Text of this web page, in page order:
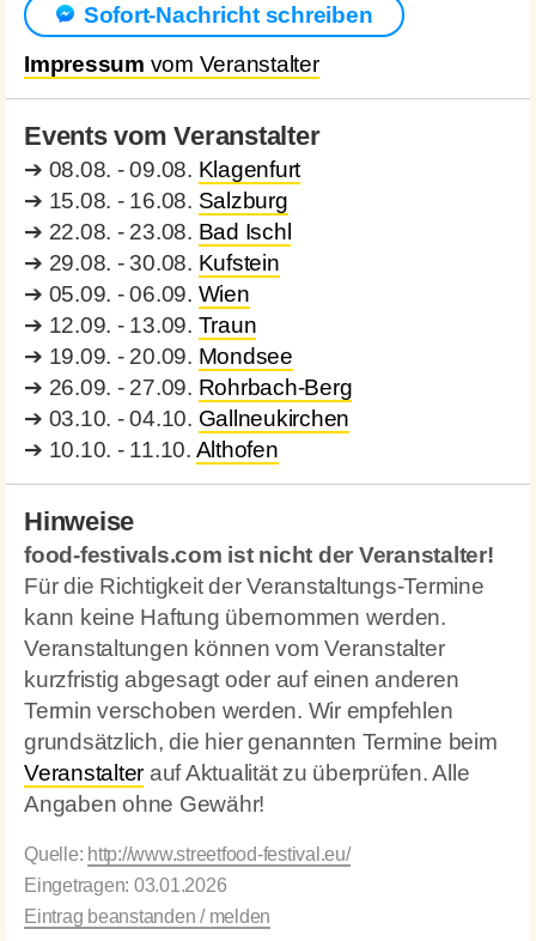
Sofort-Nachricht schreiben
Impressum vom Veranstalter
Events vom Veranstalter
➔ 08.08. - 09.08. Klagenfurt
➔ 15.08. - 16.08. Salzburg
➔ 22.08. - 23.08. Bad Ischl
➔ 29.08. - 30.08. Kufstein
➔ 05.09. - 06.09. Wien
➔ 12.09. - 13.09. Traun
➔ 19.09. - 20.09. Mondsee
➔ 26.09. - 27.09. Rohrbach-Berg
➔ 03.10. - 04.10. Gallneukirchen
➔ 10.10. - 11.10. Althofen
Hinweise
food-festivals.com ist nicht der Veranstalter!
Für die Richtigkeit der Veranstaltungs-Termine
kann keine Haftung übernommen werden.
Veranstaltungen können vom Veranstalter
kurzfristig abgesagt oder auf einen anderen
Termin verschoben werden. Wir empfehlen
grundsätzlich, die hier genannten Termine beim
Veranstalter auf Aktualität zu überprüfen. Alle
Angaben ohne Gewähr!
Quelle: http://www.streetfood-festival.eu/
Eingetragen: 03.01.2026
Eintrag beanstanden / melden